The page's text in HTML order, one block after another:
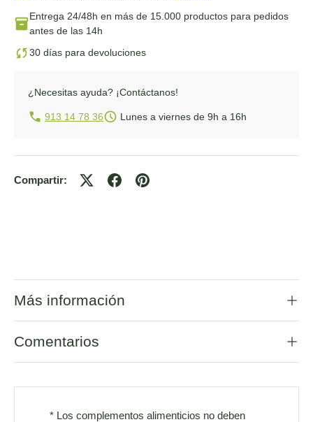
Entrega 24/48h en más de 15.000 productos para pedidos
antes de las 14h
30 días para devoluciones
¿Necesitas ayuda? ¡Contáctanos!
913 14 78 36 Lunes a viernes de 9h a 16h
Compartir:
Más información
Comentarios
* Los complementos alimenticios no deben